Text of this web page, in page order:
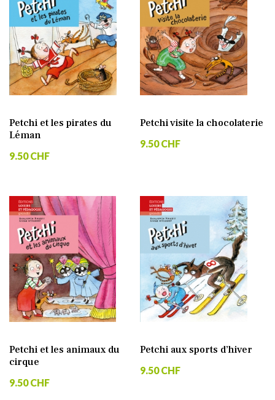
Petchi et les pirates du
Léman
9.50 CHF
Petchi visite la chocolaterie
9.50 CHF
Petchi et les animaux du
cirque
9.50 CHF
Petchi aux sports d’hiver
9.50 CHF